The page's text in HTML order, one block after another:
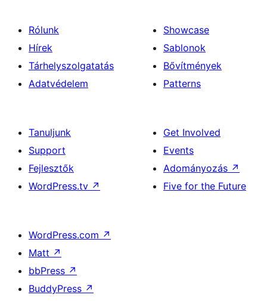
Rólunk
Hírek
Tárhelyszolgatatás
Adatvédelem
Showcase
Sablonok
Bővítmények
Patterns
Tanuljunk
Support
Fejlesztők
WordPress.tv ↗
Get Involved
Events
Adományozás ↗
Five for the Future
WordPress.com ↗
Matt ↗
bbPress ↗
BuddyPress ↗